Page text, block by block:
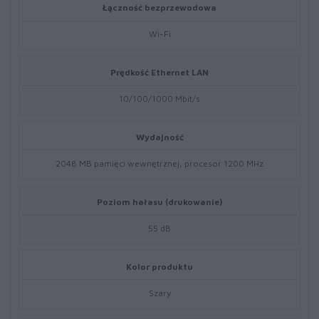
Łączność bezprzewodowa
Wi-Fi
Prędkość Ethernet LAN
10/100/1000 Mbit/s
Wydajność
2048 MB pamięci wewnętrznej, procesor 1200 MHz
Poziom hałasu (drukowanie)
55 dB
Kolor produktu
Szary